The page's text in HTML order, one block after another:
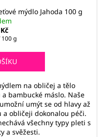
mýdlo Jahoda 100 g
100 g
na obličej a tělo
bambucké máslo. Naše
umýt se od hlavy až
a obličeji dokonalou péči.
všechny typy pleti s
a svěžesti.